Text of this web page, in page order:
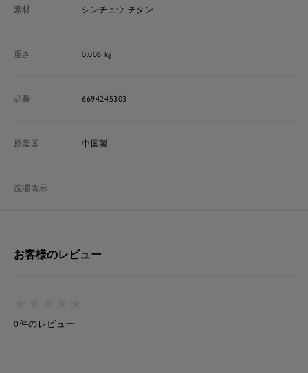
素材 シンチュウ チタン
重さ 0.006 kg
品番 6694245303
原産国 中国製
洗濯表示
お客様のレビュー
0件のレビュー